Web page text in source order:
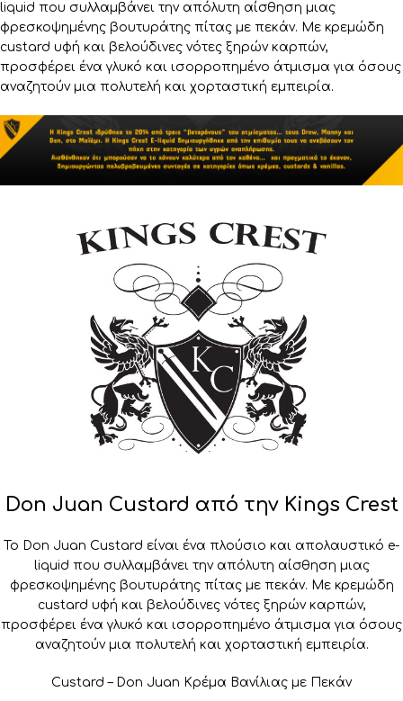
liquid που συλλαμβάνει την απόλυτη αίσθηση μιας
φρεσκοψημένης βουτυράτης πίτας με πεκάν. Με κρεμώδη
custard υφή και βελούδινες νότες ξηρών καρπών,
προσφέρει ένα γλυκό και ισορροπημένο άτμισμα για όσους
αναζητούν μια πολυτελή και χορταστική εμπειρία.
Don Juan Custard από την Kings Crest
Το Don Juan Custard είναι ένα πλούσιο και απολαυστικό e-
liquid που συλλαμβάνει την απόλυτη αίσθηση μιας
φρεσκοψημένης βουτυράτης πίτας με πεκάν. Με κρεμώδη
custard υφή και βελούδινες νότες ξηρών καρπών,
προσφέρει ένα γλυκό και ισορροπημένο άτμισμα για όσους
αναζητούν μια πολυτελή και χορταστική εμπειρία.
Custard – Don Juan Κρέμα Βανίλιας με Πεκάν